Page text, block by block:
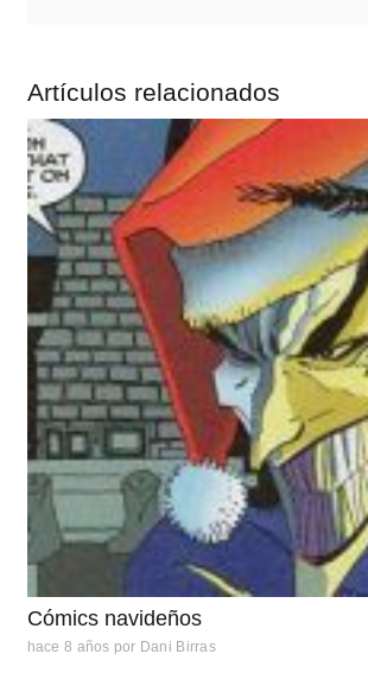
Artículos relacionados
Cómics navideños
hace 8 años por Dani Birras